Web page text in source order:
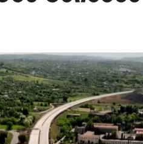
კურიერს თავს დაესხნენ